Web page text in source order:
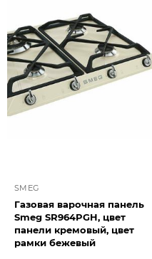
SMEG
Газовая варочная панель
Smeg SR964PGH, цвет
панели кремовый, цвет
рамки бежевый